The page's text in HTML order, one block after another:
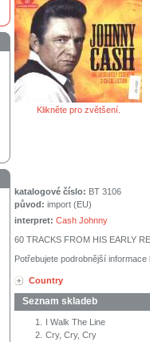
Klikněte pro zvětšení.
katalogové číslo: BT 3106
původ: import (EU)
interpret: Cash Johnny
60 TRACKS FROM HIS EARLY
Potřebujete podrobnější informace
Country
Seznam skladeb
1.
I Walk The Line
2. Cry, Cry, Cry